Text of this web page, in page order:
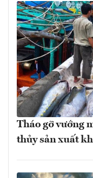
Tháo gỡ vướng
thủy sản xuất